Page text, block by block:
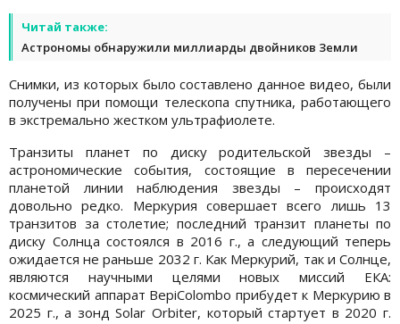
Читай также:
Астрономы обнаружили миллиарды двойников Земли
Снимки, из которых было составлено данное видео, были
получены при помощи телескопа спутника, работающего
в экстремально жестком ультрафиолете.
Транзиты планет по диску родительской звезды –
астрономические события, состоящие в пересечении
планетой линии наблюдения звезды – происходят
довольно редко. Меркурия совершает всего лишь 13
транзитов за столетие; последний транзит планеты по
диску Солнца состоялся в 2016 г., а следующий теперь
ожидается не раньше 2032 г. Как Меркурий, так и Солнце,
являются научными целями новых миссий ЕКА:
космический аппарат BepiColombo прибудет к Меркурию в
2025 г., а зонд Solar Orbiter, который стартует в 2020 г.